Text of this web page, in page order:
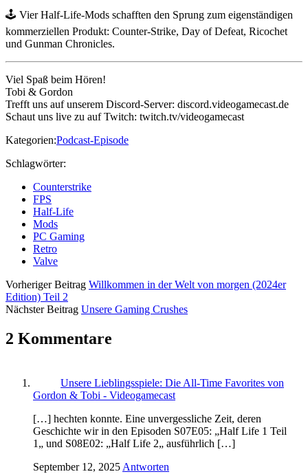
🕹️ Vier Half-Life-Mods schafften den Sprung zum eigenständigen
kommerziellen Produkt: Counter-Strike, Day of Defeat, Ricochet
und Gunman Chronicles.
Viel Spaß beim Hören!
Tobi & Gordon
Trefft uns auf unserem Discord-Server: discord.videogamecast.de
Schaut uns live zu auf Twitch: twitch.tv/videogamecast
Kategorien:Podcast-Episode
Schlagwörter:
Counterstrike
FPS
Half-Life
Mods
PC Gaming
Retro
Valve
Vorheriger Beitrag Willkommen in der Welt von morgen (2024er
Edition) Teil 2
Nächster Beitrag Unsere Gaming Crushes
2 Kommentare
Unsere Lieblingsspiele: Die All-Time Favorites von
Gordon & Tobi - Videogamecast
[…] hechten konnte. Eine unvergessliche Zeit, deren
Geschichte wir in den Episoden S07E05: „Half Life 1 Teil
1„ und S08E02: „Half Life 2„ ausführlich […]
September 12, 2025 Antworten